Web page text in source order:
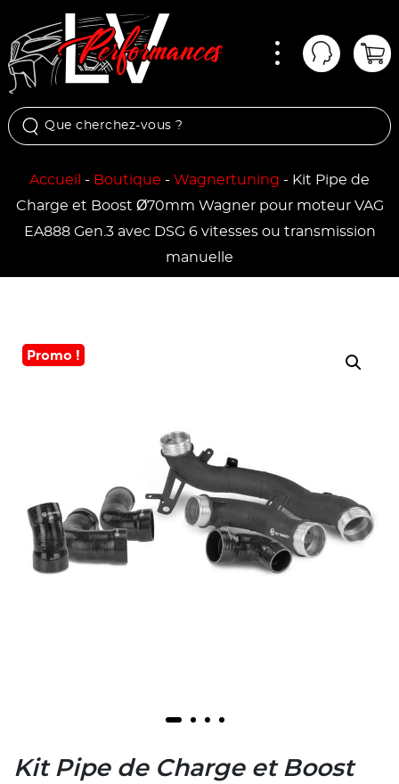
Mon
Accueil - Boutique - Wagnertuning - Kit Pipe de
Charge et Boost Ø70mm Wagner pour moteur VAG
EA888 Gen.3 avec DSG 6 vitesses ou transmission
manuelle
Promo !
Kit Pipe de Charge et Boost